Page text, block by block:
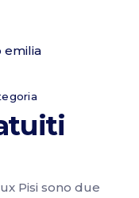
Pisi sono due